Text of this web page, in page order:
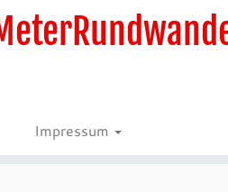
Impressum